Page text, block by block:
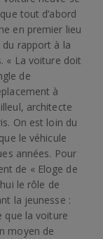
tout d’abord
en premier lieu
du rapport à la
« La voiture doit
de
à
architecte
On est loin du
le véhicule
années. Pour
de « Eloge de
le rôle de
la jeunesse :
que la voiture
moyen de